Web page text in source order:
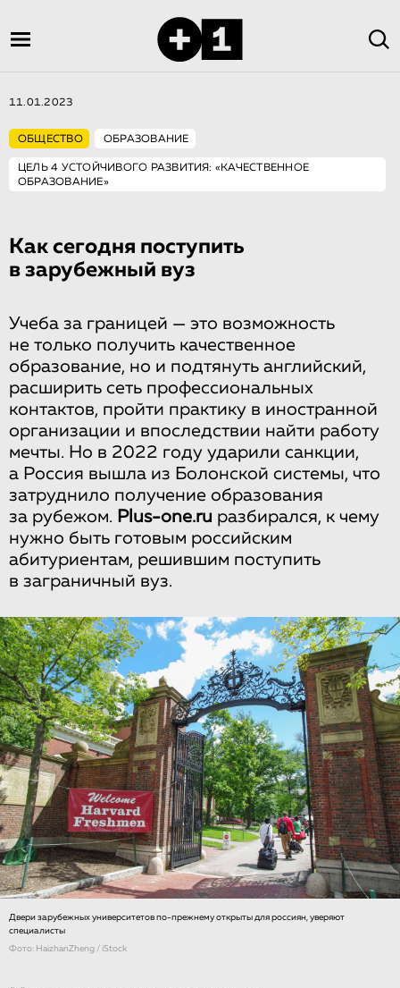
11.01.2023
ОБЩЕСТВО ОБРАЗОВАНИЕ
ЦЕЛЬ 4 УСТОЙЧИВОГО РАЗВИТИЯ: «КАЧЕСТВЕННОЕ
ОБРАЗОВАНИЕ»
Как сегодня поступить
в зарубежный вуз
Учеба за границей — это возможность
не только получить качественное
образование, но и подтянуть английский,
расширить сеть профессиональных
контактов, пройти практику в иностранной
организации и впоследствии найти работу
мечты. Но в 2022 году ударили санкции,
а Россия вышла из Болонской системы, что
затруднило получение образования
за рубежом. Plus-one.ru разбирался, к чему
нужно быть готовым российским
абитуриентам, решившим поступить
в заграничный вуз.
Двери зарубежных университетов по-прежнему открыты для россиян, уверяют
специалисты
Фото: HaizhanZheng / iStock